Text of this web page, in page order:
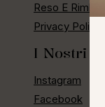
Reso E
Privacy Policy
I Nostri
Instagram
Facebook